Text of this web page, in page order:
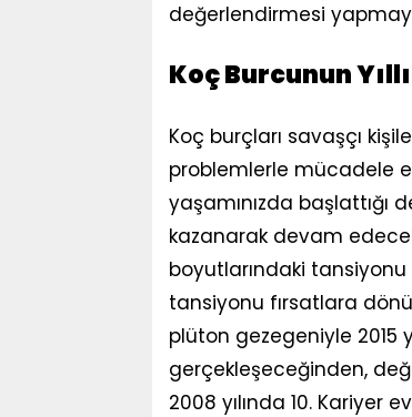
değerlendirmesi
Koç Burcunun
Koç burçları savaşçı
problemlerle mücadele
yaşamınızda başlattığı
kazanarak devam
boyutlarındaki tansiyonu
tansiyonu fırsatlara
plüton gezegeniyle 2015
gerçekleşeceğinden,
2008 yılında 10. Kariyer